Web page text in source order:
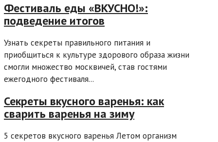
Фестиваль еды «ВКУСНО!»:
подведение итогов
Узнать секреты правильного питания и
приобщиться к культуре здорового образа жизни
смогли множество москвичей, став гостями
ежегодного фестиваля...
Секреты вкусного варенья: как
сварить варенья на зиму
5 секретов вкусного варенья Летом организм